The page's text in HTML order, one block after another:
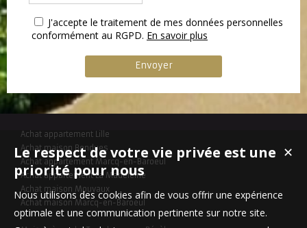
J'accepte le traitement de mes données personnelles
conformément au RGPD. En savoir plus
Achat appartement Lille
Achat maison Bondues
Achat appartement Marcq-en-Baroeul
Achat appartement La Madeleine
Achat maison Mouvaux
Achat maison Marcq-en-Baroeul
✕
Le respect de votre vie privée est une
priorité pour nous
Nous utilisons des cookies afin de vous offrir une expérience
optimale et une communication pertinente sur notre site.